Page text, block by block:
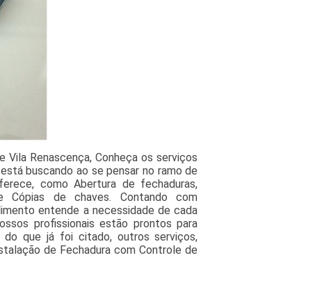
Renascença, Conheça os serviços
buscando ao se pensar no ramo de
como Abertura de fechaduras,
Cópias de chaves. Contando com
entende a necessidade de cada
profissionais estão prontos para
do que já foi citado, outros serviços,
de Fechadura com Controle de